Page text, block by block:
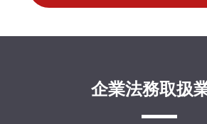
企業法務取扱